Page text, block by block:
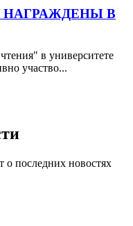
В
в университете
участво...
о последних новостях